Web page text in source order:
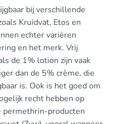
bij verschillende
Kruidvat, Etos en
echter variëren
en het merk. Vrij
de 1% lotion zijn vaak
dan de 5% crème, die
is. Ook is het goed om
recht hebben op
permethrin-producten